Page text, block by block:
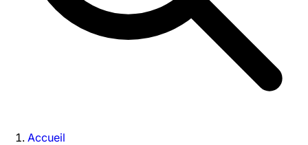
Accueil